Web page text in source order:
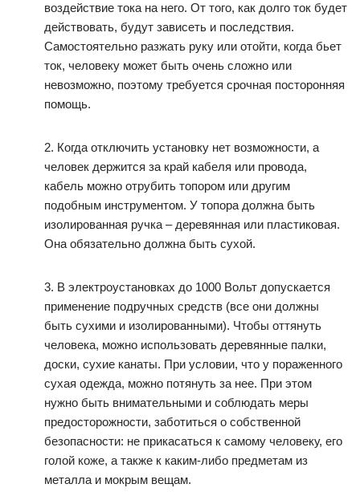
воздействие тока на него. От того, как долго ток будет
действовать, будут зависеть и последствия.
Самостоятельно разжать руку или отойти, когда бьет
ток, человеку может быть очень сложно или
невозможно, поэтому требуется срочная посторонняя
помощь.
2. Когда отключить установку нет возможности, а
человек держится за край кабеля или провода,
кабель можно отрубить топором или другим
подобным инструментом. У топора должна быть
изолированная ручка – деревянная или пластиковая.
Она обязательно должна быть сухой.
3. В электроустановках до 1000 Вольт допускается
применение подручных средств (все они должны
быть сухими и изолированными). Чтобы оттянуть
человека, можно использовать деревянные палки,
доски, сухие канаты. При условии, что у пораженного
сухая одежда, можно потянуть за нее. При этом
нужно быть внимательными и соблюдать меры
предосторожности, заботиться о собственной
безопасности: не прикасаться к самому человеку, его
голой коже, а также к каким-либо предметам из
металла и мокрым вещам.